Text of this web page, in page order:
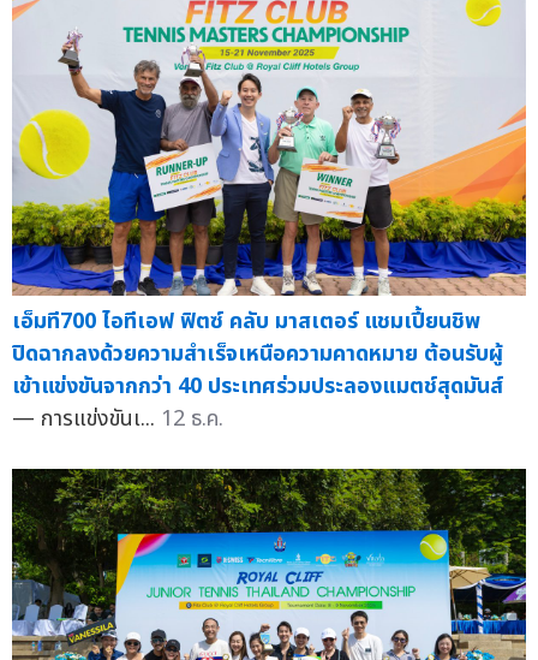
เอ็มที700 ไอทีเอฟ ฟิตซ์ คลับ มาสเตอร์ แชมเปี้ยนชิพ
ปิดฉากลงด้วยความสำเร็จเหนือความคาดหมาย ต้อนรับผู้
เข้าแข่งขันจากกว่า 40 ประเทศร่วมประลองแมตช์สุดมันส์
— การแข่งขันเ... 12 ธ.ค.